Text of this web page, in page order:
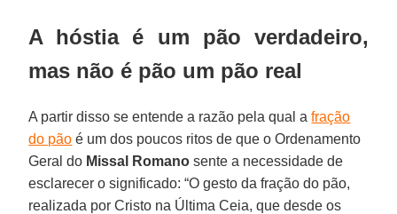
A hóstia é um pão verdadeiro,
mas não é pão um pão real
A partir disso se entende a razão pela qual afração
do pão é um dos poucos ritos de que o Ordenamento
Geral do Missal Romano sente a necessidade de
esclarecer o significado: “O gesto da fração do pão,
realizada por Cristo na Última Ceia, que desde os